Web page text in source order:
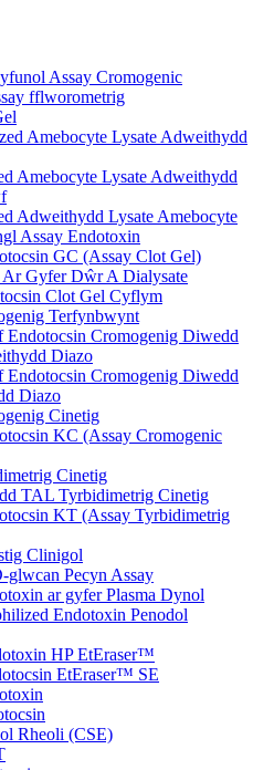
Assay Cromogenic
fflworometrig
Amebocyte Lysate Adweithydd
Amebocyte Lysate Adweithydd
Adweithydd Lysate Amebocyte
Assay Endotoxin
GC (Assay Clot Gel)
Ar Gyfer Dŵr A Dialysate
Clot Gel Cyflym
Terfynbwynt
Endotocsin Cromogenig Diwedd
Diazo
Endotocsin Cromogenig Diwedd
Diazo
Cinetig
KC (Assay Cromogenic
Cinetig
TAL Tyrbidimetrig Cinetig
KT (Assay Tyrbidimetrig
Clinigol
Pecyn Assay
ar gyfer Plasma Dynol
Endotoxin Penodol
HP EtEraser™
EtEraser™ SE
Rheoli (CSE)